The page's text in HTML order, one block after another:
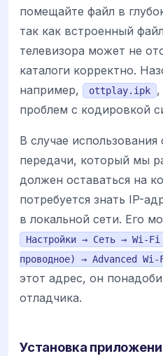
помещайте файл в
так как встроенный
телевизора может не
каталоги корректно.
например,
ottplay.ipk
,
проблем с кодировкой
В случае использования
передачи, который мы
должен оставаться на
потребуется знать IP-
в локальной сети. Его
Настройки → Сеть → Wi-
проводное) → Advanced
этот адрес, он
отладчика.
Установка